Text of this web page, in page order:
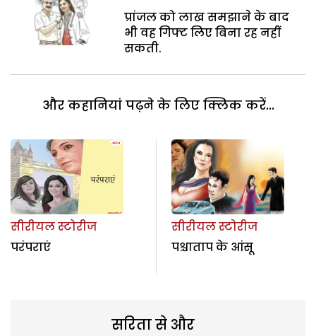
प्रांजल को लाख समझाने के बाद
भी वह गिफ्ट लिए बिना रह नहीं
सकती.
और कहानियां पढ़ने के लिए क्लिक करें...
सीरीयल स्टोरीज
परंपराएं
सीरीयल स्टोरीज
पश्चाताप के आंसू
सरिता से और